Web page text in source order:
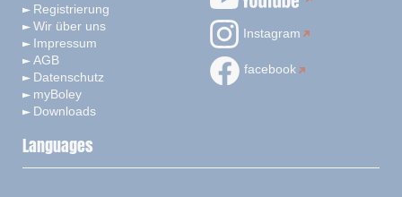
Registrierung
Wir über uns
Impressum
AGB
Datenschutz
myBoley
Downloads
Instagram
facebook
Languages